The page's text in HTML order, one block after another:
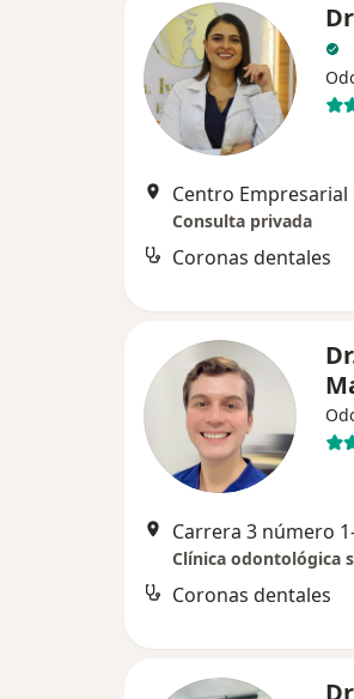
Consulta privada
Coronas dentales
Carrera 3 número
Clínica odontológica
Coronas dentales